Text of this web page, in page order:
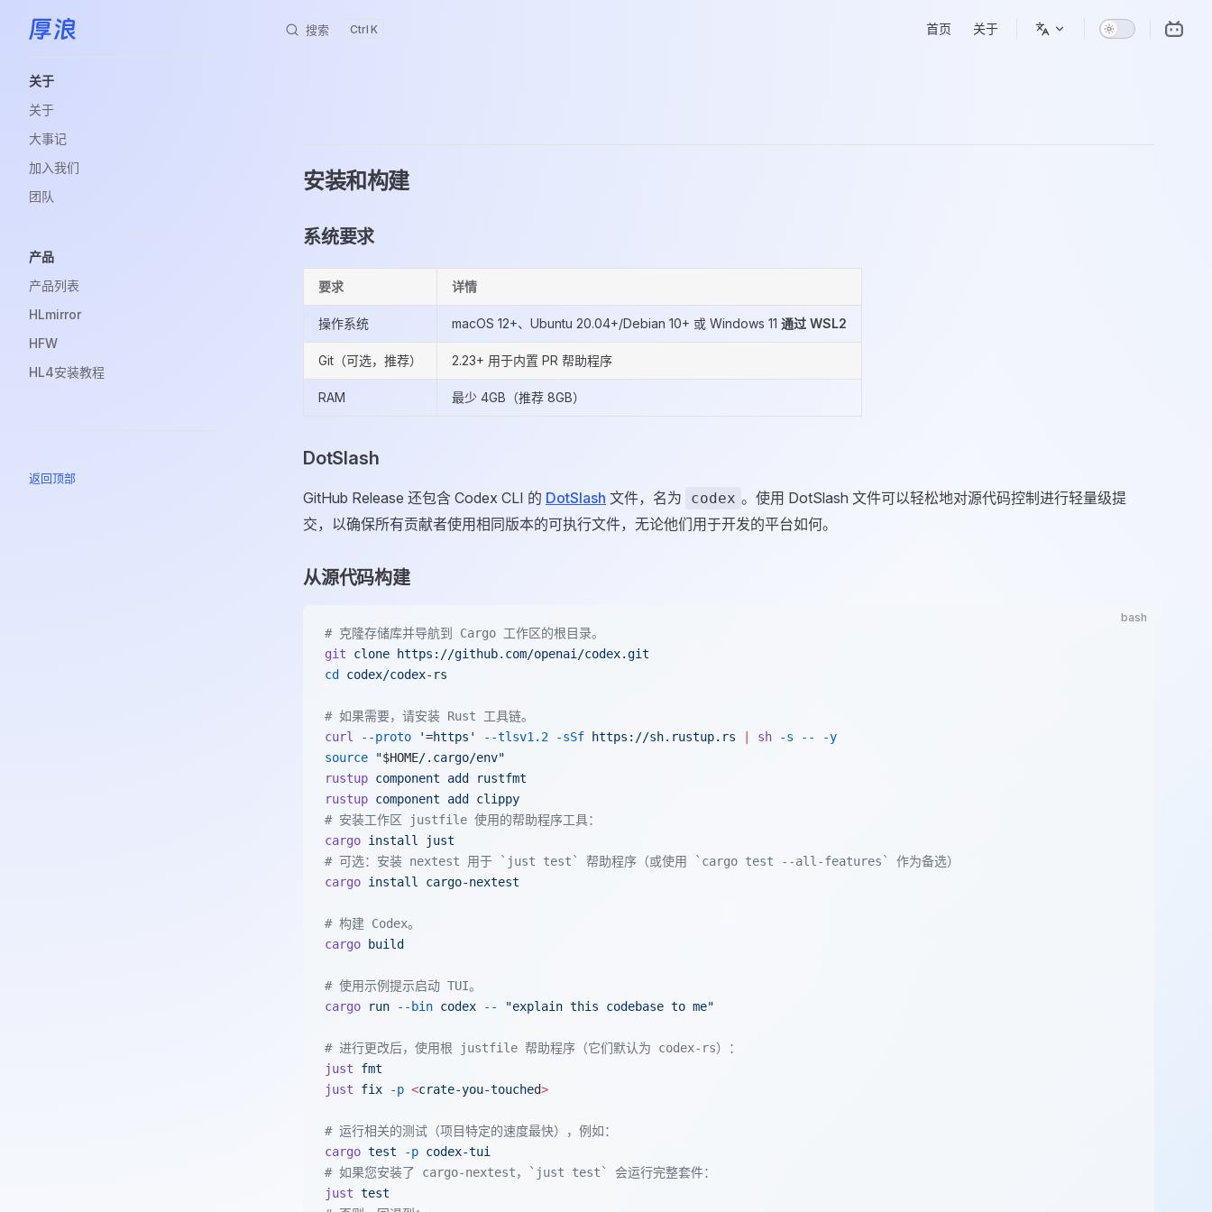
跳转到内容 搜索 K 首页 关于
关于
关于
大事记
加入我们
团队
产品
产品列表
HLmirror
HFW
HL4安装教程
返回顶部
安装和构建
系统要求
要求 详情
操作系统 macOS 12+、Ubuntu 20.04+/Debian 10+ 或 Windows 11 通过 WSL2
Git（可选，推荐） 2.23+ 用于内置 PR 帮助程序
RAM 最少 4GB（推荐 8GB）
DotSlash
GitHub Release 还包含 Codex CLI 的 DotSlash 文件，名为 codex 。使用 DotSlash 文件可以轻松地对源代码控制进行轻量级提
交，以确保所有贡献者使用相同版本的可执行文件，无论他们用于开发的平台如何。
从源代码构建
bash
# 克隆存储库并导航到 Cargo 工作区的根目录。
git clone https://github.com/openai/codex.git
cd
codex/codex-rs
# 如果需要，请安装 Rust 工具链。
curl
--proto '=https' --tlsv1.2 -sSf https://sh.rustup.rs sh -s --
-y
source "$HOME/.cargo/env"
rustup component add
rustfmt
rustup component add
clippy
# 安装工作区 justfile 使用的帮助程序工具：
cargo install
just
# 可选：安装 nextest 用于 `just test` 帮助程序（或使用 `cargo test --all-features` 作为备选）
cargo install cargo-nextest
# 构建 Codex。
cargo build
# 使用示例提示启动 TUI。
cargo run --bin codex -- "explain this codebase to me"
# 进行更改后，使用根 justfile 帮助程序（它们默认为 codex-rs）：
just fmt
just fix -p <crate-you-touched>
# 运行相关的测试（项目特定的速度最快），例如：
cargo test -p codex-tui
# 如果您安装了 cargo-nextest，`just test` 会运行完整套件：
just test